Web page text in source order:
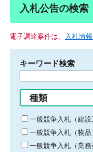
入札公告の検索
電子調達案件は、 入札情
キーワード検索
る
キ
ー
ワ
ー
種類
一般競争入札（建設
一般競争入札（物品
一般競争入札（業務